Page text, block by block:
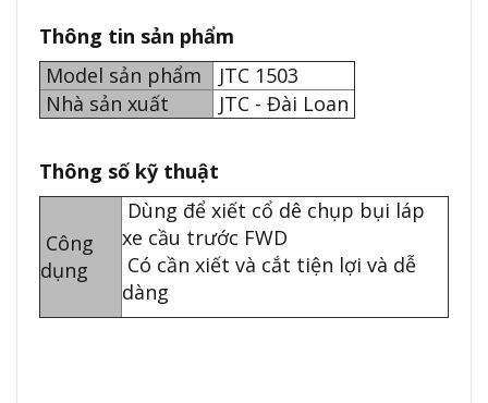
Thông tin sản phẩm
Model sản phẩm
JTC 1503
Nhà sản xuất
JTC - Đài Loan
Thông số kỹ thuật
Công
dụng
Dùng để xiết cổ dê chụp bụi láp
xe cầu trước FWD
Có cần xiết và cắt tiện lợi và dễ
dàng